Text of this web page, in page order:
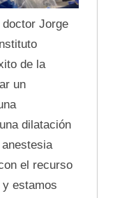
Jorge
de la
un
dilatación
el recurso
y estamos